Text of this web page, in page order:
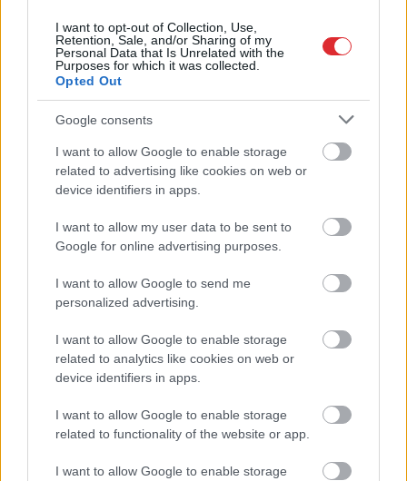
I want to opt-out of Collection, Use,
Retention, Sale, and/or Sharing of my
Personal Data that Is Unrelated with the
Purposes for which it was collected.
Opted Out
Google consents
I want to allow Google to enable storage
related to advertising like cookies on web or
device identifiers in apps.
I want to allow my user data to be sent to
Google for online advertising purposes.
I want to allow Google to send me
personalized advertising.
I want to allow Google to enable storage
related to analytics like cookies on web or
device identifiers in apps.
I want to allow Google to enable storage
related to functionality of the website or app.
I want to allow Google to enable storage
Zelenskis gatavs
“sarežģītām sarunām”
ar Putinu; Slaidiņš
izšķirt
daudzi! Pēc “Maxima”
apmeklējuma klients
autovadītājus
neuzkāpt uz tā paša
Atcelt Ziņot